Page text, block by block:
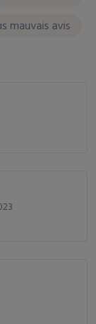
mauvais avis